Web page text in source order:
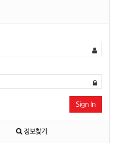
Sign In
정보찾기